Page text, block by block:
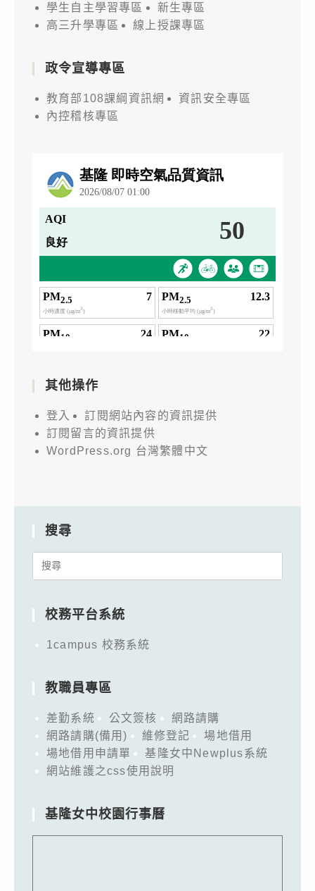
學生自主學習專區
新生專區
高三升學專區
線上授課專區
政令宣導專區
教育部108課綱資訊網
資訊安全專區
內控稽核專區
其他操作
登入
訂閱網站內容的資訊提供
訂閱留言的資訊提供
WordPress.org 台灣繁體中文
搜尋
Search
校務平台系統
1campus 校務系統
教職員專區
差勤系統 公文簽核
網路請購
網路請購(備用)
維修登記
場地借用
場地借用申請單
基隆女中Newplus系統
網站維護之css使用說明
基隆女中校園行事曆